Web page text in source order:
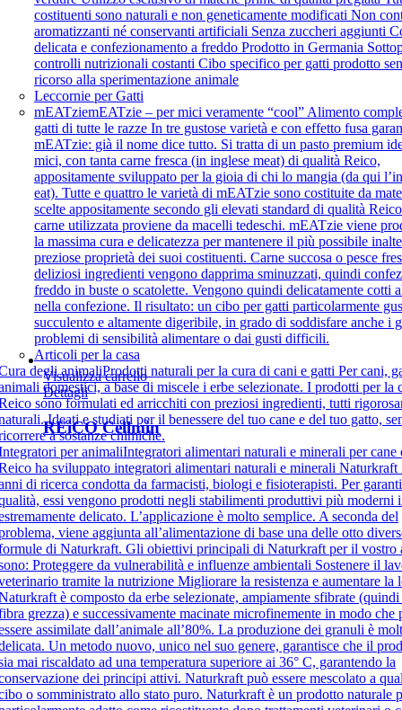
costituenti sono naturali e non geneticamente modificati Non
aromatizzanti né conservanti artificiali Senza zuccheri aggiunti
delicata e confezionamento a freddo Prodotto in Germania
controlli nutrizionali costanti Cibo specifico per gatti prodotto
ricorso alla sperimentazione animale
Leccornie per Gatti
mEATziemEATzie – per mici veramente “cool” Alimento
gatti di tutte le razze In tre gustose varietà e con effetto fusa
mEATzie: già il nome dice tutto. Si tratta di un pasto premium
mici, con tanta carne fresca (in inglese meat) di qualità Reico,
appositamente sviluppato per la gioia di chi lo mangia (da qui
eat). Tutte e quattro le varietà di mEATzie sono costituite da
scelte appositamente secondo gli elevati standard di qualità
carne utilizzata proviene da macelli tedeschi. mEATzie viene
la massima cura e delicatezza per mantenere il più possibile
preziose proprietà dei suoi costituenti. Carne succosa o pesce
deliziosi ingredienti vengono dapprima sminuzzati, quindi
freddo in buste o scatolette. Vengono quindi delicatamente cotti
nella confezione. Il risultato: un cibo per gatti particolarmente
succulento e altamente digeribile, in grado di soddisfare anche i
problemi di sensibilità alimentare o dai gusti difficili.
Articoli per la casa
degli animaliProdotti naturali per la cura di cani e gatti Per cani,
domestici, a base di miscele i erbe selezionate. I prodotti per la
sono formulati ed arricchiti con preziosi ingredienti, tutti
Ideati e studiati per il benessere del tuo cane e del tuo gatto,
a sostanze chimiche.
per animaliIntegratori alimentari naturali e minerali per cane
ha sviluppato integratori alimentari naturali e minerali
di ricerca condotta da farmacisti, biologi e fisioterapisti. Per
essi vengono prodotti negli stabilimenti produttivi più moderni
delicato. L’applicazione è molto semplice. A seconda del
viene aggiunta all’alimentazione di base una delle otto
di Naturkraft. Gli obiettivi principali di Naturkraft per il vostro
Proteggere da vulnerabilità e influenze ambientali Sostenere il
tramite la nutrizione Migliorare la resistenza e aumentare la
è composto da erbe selezionate, ampiamente sfibrate
grezza) e successivamente macinate microfinemente in modo che
assimilate dall’animale all’80%. La produzione dei granuli è
Un metodo nuovo, unico nel suo genere, garantisce che il
mai riscaldato ad una temperatura superiore ai 36° C, garantendo la
dei principi attivi. Naturkraft può essere mescolato a
o somministrato allo stato puro. Naturkraft è un prodotto naturale
Visualizza carrello
Dettagli
REiCO Cellmin